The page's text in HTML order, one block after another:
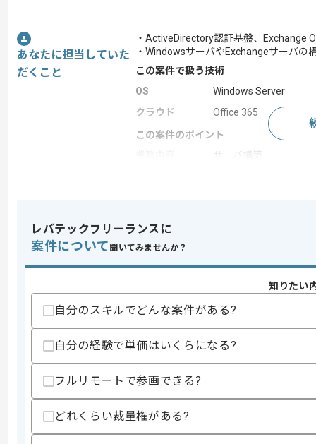
あなたに担当していた
だくこと
・ActiveDirectory認証基盤、Exchange
・WindowsサーバやExchangeサーバの
この案件で扱う技術
OS
Windows Server
クラウド
Office 365
この案件のポイント
サーバ構築
スキル
・Windowsサーバの構築経験
・Exchangeサーバの構築経験
歓迎スキル
・Exchange Online の設定経験
スキルに不安がある方へ
上記に似た経験やスキルをお持ちであれば申
精算・お支払い
精算条件
精算基準時間
支払いサイト
15日
レバテックフリーランスに
案件について 聞いてみませんか？
知りたい
自分のスキルでどんな案件がある?
自分の経験で単価はいくらになる?
フルリモートで参画できる?
どれくらい裁量権がある?